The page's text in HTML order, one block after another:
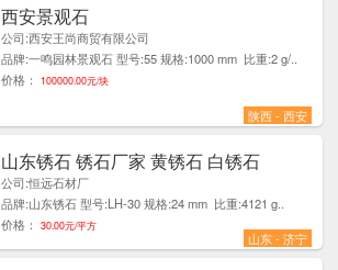
西安景观石
公司:西安王尚商贸有限公司
品牌:一鸣园林景观石 型号:55 规格:1000 mm 比重:2 g/..
价格：
100000.00元/块
陕西 - 西安
山东锈石 锈石厂家 黄锈石 白锈石
公司:恒远石材厂
品牌:山东锈石 型号:LH-30 规格:24 mm 比重:4121 g..
价格：
30.00元/平方
山东 - 济宁